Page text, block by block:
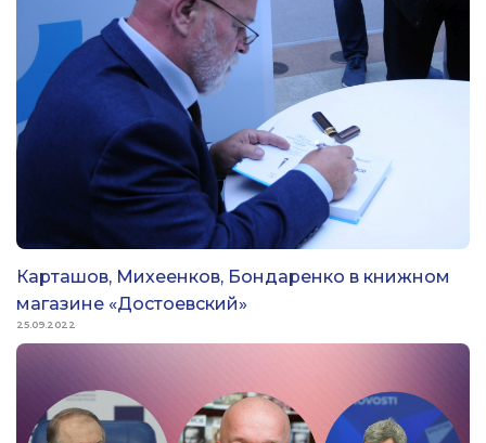
Карташов, Михеенков, Бондаренко в книжном
магазине «Достоевский»
25.09.2022